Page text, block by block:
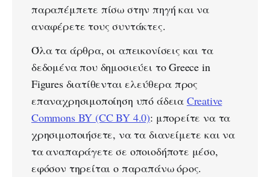
παραπέμπετε πίσω στην πηγή και να
αναφέρετε τους συντάκτες.
Όλα τα άρθρα, οι απεικονίσεις και τα
δεδομένα που δημοσιεύει το Greece in
Figures διατίθενται ελεύθερα προς
επαναχρησιμοποίηση υπό άδεια Creative
Commons BY (CC BY 4.0): μπορείτε να τα
χρησιμοποιήσετε, να τα διανείμετε και να
τα αναπαράγετε σε οποιοδήποτε μέσο,
εφόσον τηρείται ο παραπάνω όρος.